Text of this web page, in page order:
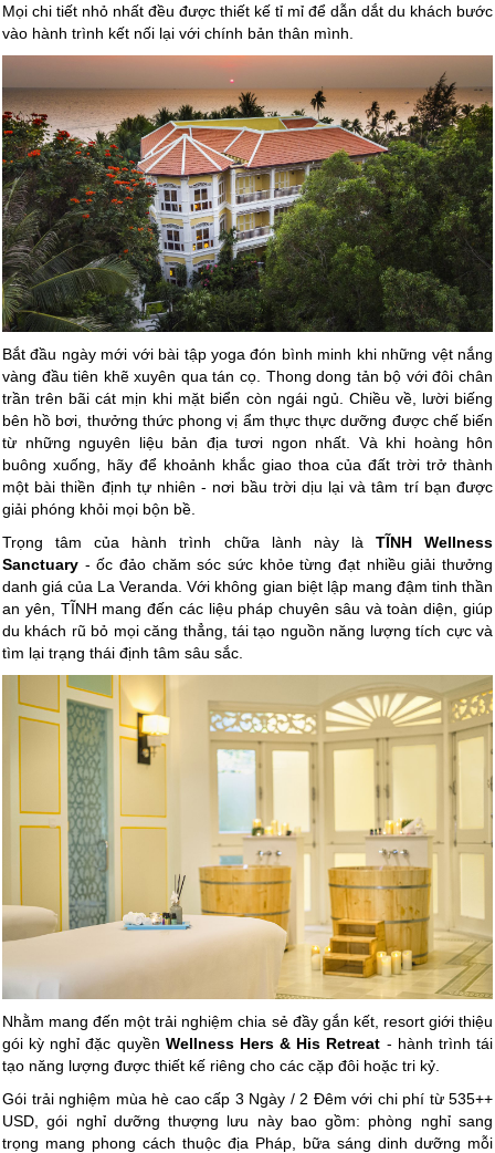
Mọi chi tiết nhỏ nhất đều được thiết kế tỉ mỉ để dẫn dắt du khách bước
vào hành trình kết nối lại với chính bản thân mình.
Bắt đầu ngày mới với bài tập yoga đón bình minh khi những vệt nắng
vàng đầu tiên khẽ xuyên qua tán cọ. Thong dong tản bộ với đôi chân
trần trên bãi cát mịn khi mặt biển còn ngái ngủ. Chiều về, lười biếng
bên hồ bơi, thưởng thức phong vị ẩm thực thực dưỡng được chế biến
từ những nguyên liệu bản địa tươi ngon nhất. Và khi hoàng hôn
buông xuống, hãy để khoảnh khắc giao thoa của đất trời trở thành
một bài thiền định tự nhiên - nơi bầu trời dịu lại và tâm trí bạn được
giải phóng khỏi mọi bộn bề.
Trọng tâm của hành trình chữa lành này là TĨNH Wellness
Sanctuary - ốc đảo chăm sóc sức khỏe từng đạt nhiều giải thưởng
danh giá của La Veranda. Với không gian biệt lập mang đậm tinh thần
an yên, TĨNH mang đến các liệu pháp chuyên sâu và toàn diện, giúp
du khách rũ bỏ mọi căng thẳng, tái tạo nguồn năng lượng tích cực và
tìm lại trạng thái định tâm sâu sắc.
Nhằm mang đến một trải nghiệm chia sẻ đầy gắn kết, resort giới thiệu
gói kỳ nghỉ đặc quyền Wellness Hers & His Retreat - hành trình tái
tạo năng lượng được thiết kế riêng cho các cặp đôi hoặc tri kỷ.
Gói trải nghiệm mùa hè cao cấp 3 Ngày / 2 Đêm với chi phí từ 535++
USD, gói nghỉ dưỡng thượng lưu này bao gồm: phòng nghỉ sang
trọng mang phong cách thuộc địa Pháp, bữa sáng dinh dưỡng mỗi